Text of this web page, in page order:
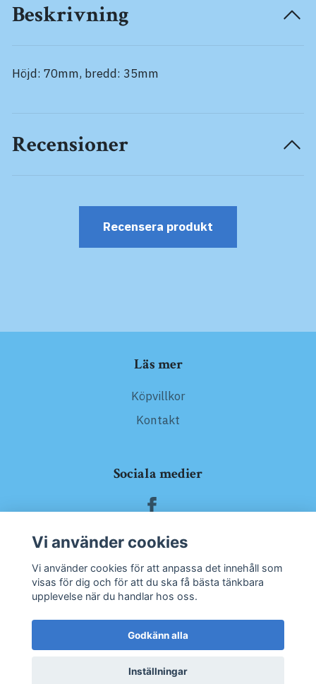
Beskrivning
Höjd: 70mm, bredd: 35mm
Recensioner
Recensera produkt
Läs mer
Köpvillkor
Kontakt
Sociala medier
Prenumerera på vårt nyhetsbrev
Vi använder cookies
Vi använder cookies för att anpassa det innehåll som
visas för dig och för att du ska få bästa tänkbara
upplevelse när du handlar hos oss.
Godkänn alla
Inställningar